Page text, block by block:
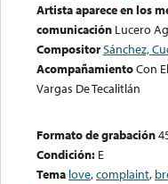
Artista aparece en los
comunicación Lucero
CompositorSánchez,
AcompañamientoCon
Vargas De Tecalitlán
Formato de grabación
Condición: E
Tema love,complaint,